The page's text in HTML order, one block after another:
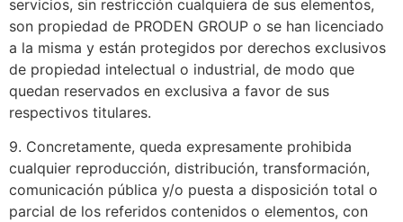
servicios, sin restricción cualquiera de sus elementos,
son propiedad de PRODEN GROUP o se han licenciado
a la misma y están protegidos por derechos exclusivos
de propiedad intelectual o industrial, de modo que
quedan reservados en exclusiva a favor de sus
respectivos titulares.
9. Concretamente, queda expresamente prohibida
cualquier reproducción, distribución, transformación,
comunicación pública y/o puesta a disposición total o
parcial de los referidos contenidos o elementos, con